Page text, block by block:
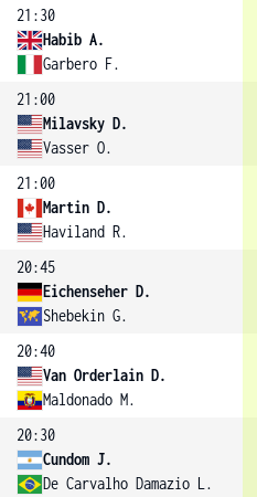
21:30
Habib A.
Garbero F.
21:00
Milavsky D.
Vasser O.
21:00
Martin D.
Haviland R.
20:45
Eichenseher D.
Shebekin G.
20:40
Van Orderlain D.
Maldonado M.
20:30
Cundom J.
De Carvalho Damazio L.